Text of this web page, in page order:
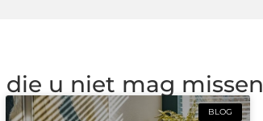
die u niet mag missen
BLOG